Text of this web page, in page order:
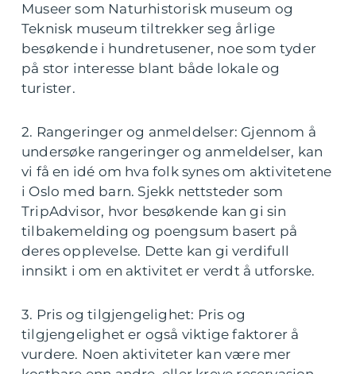
Museer som Naturhistorisk museum og
Teknisk museum tiltrekker seg årlige
besøkende i hundretusener, noe som tyder
på stor interesse blant både lokale og
turister.
2. Rangeringer og anmeldelser: Gjennom å
undersøke rangeringer og anmeldelser, kan
vi få en idé om hva folk synes om aktivitetene
i Oslo med barn. Sjekk nettsteder som
TripAdvisor, hvor besøkende kan gi sin
tilbakemelding og poengsum basert på
deres opplevelse. Dette kan gi verdifull
innsikt i om en aktivitet er verdt å utforske.
3. Pris og tilgjengelighet: Pris og
tilgjengelighet er også viktige faktorer å
vurdere. Noen aktiviteter kan være mer